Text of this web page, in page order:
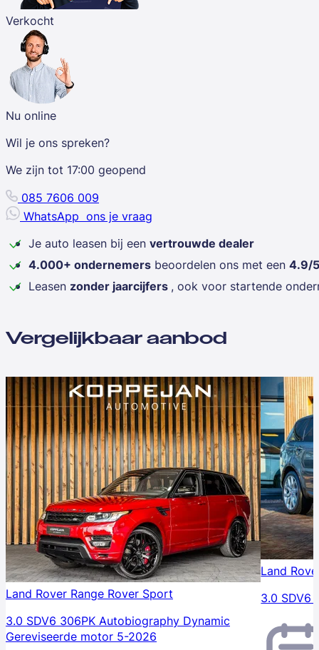
Verkocht
Nu online
Wil je ons spreken?
We zijn tot 17:00 geopend
085 7606 009
WhatsApp ons je vraag
Je auto leasen bij een vertrouwde dealer
4.000+ ondernemers beoordelen ons met een 4.9/5
Leasen zonder jaarcijfers , ook voor startende
Vergelijkbaar aanbod
Land Rover Range Rover Sport
3.0 SDV6 306PK Autobiography Dynamic
Gereviseerde motor 5-2026
Land
3.0 SDV6